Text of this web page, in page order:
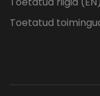
Toetatud